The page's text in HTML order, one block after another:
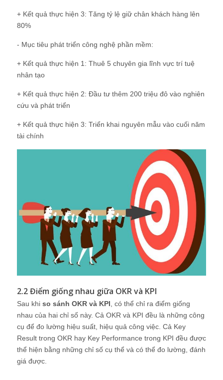
+ Kết quả thực hiện 3: Tăng tỷ lệ giữ chân khách hàng lên
80%
- Mục tiêu phát triển công nghệ phần mềm:
+ Kết quả thực hiện 1: Thuê 5 chuyên gia lĩnh vực trí tuệ
nhân tạo
+ Kết quả thực hiện 2: Đầu tư thêm 200 triệu đô vào nghiên
cứu và phát triển
+ Kết quả thực hiện 3: Triển khai nguyên mẫu vào cuối năm
tài chính
2.2 Điểm giống nhau giữa OKR và KPI
Sau khi so sánh OKR và KPI , có thể chỉ ra điểm giống
nhau của hai chỉ số này. Cả OKR và KPI đều là những công
cụ để đo lường hiệu suất, hiệu quả công việc. Cả Key
Result trong OKR hay Key Performance trong KPI đều được
thể hiện bằng những chỉ số cụ thể và có thể đo lường, đánh
giá được.